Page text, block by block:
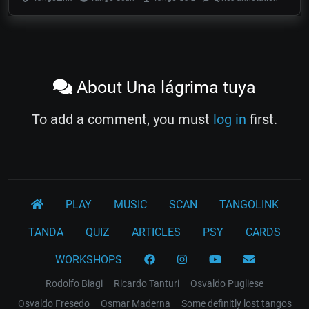
About Una lágrima tuya
To add a comment, you must log in first.
PLAY MUSIC SCAN TANGOLINK
TANDA QUIZ ARTICLES PSY CARDS
WORKSHOPS
Rodolfo Biagi Ricardo Tanturi
Osvaldo Pugliese
Osvaldo Fresedo
Osmar Maderna Some definitly lost tangos